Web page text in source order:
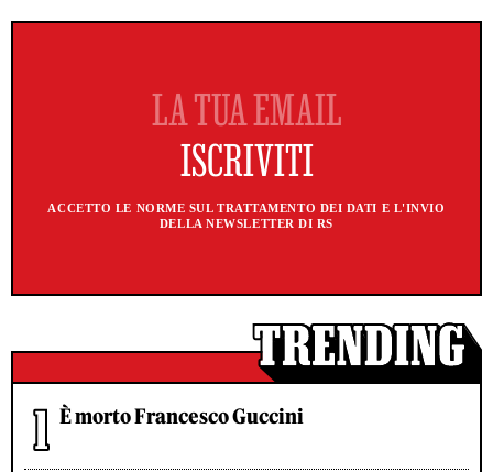
ACCETTO LE NORME SUL TRATTAMENTO DEI DATI E L'INVIO
DELLA NEWSLETTER DI RS
È morto Francesco Guccini